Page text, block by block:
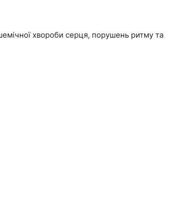
хвороби серця, порушень ритму та